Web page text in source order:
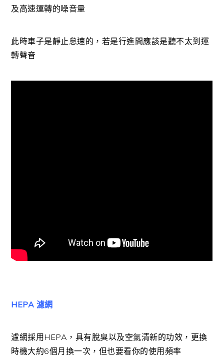
及高速運轉的噪音量
此時車子是靜止怠速的，若是行進間應該是聽不太到運
轉聲音
HEPA 濾網
濾網採用HEPA，具有脫臭以及空氣清新的功效，更換
時機大約6個月換一次，但也要看你的使用頻率